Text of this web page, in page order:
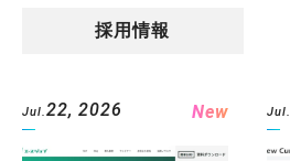
採用情報
Jul.22, 2026 New Jul.